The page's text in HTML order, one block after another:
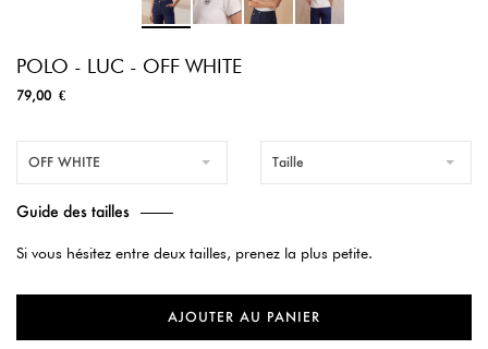
POLO - LUC - OFF WHITE
79,00 €
OFF WHITE Taille
Guide des tailles
Si vous hésitez entre deux tailles, prenez la plus petite.
AJOUTER AU PANIER